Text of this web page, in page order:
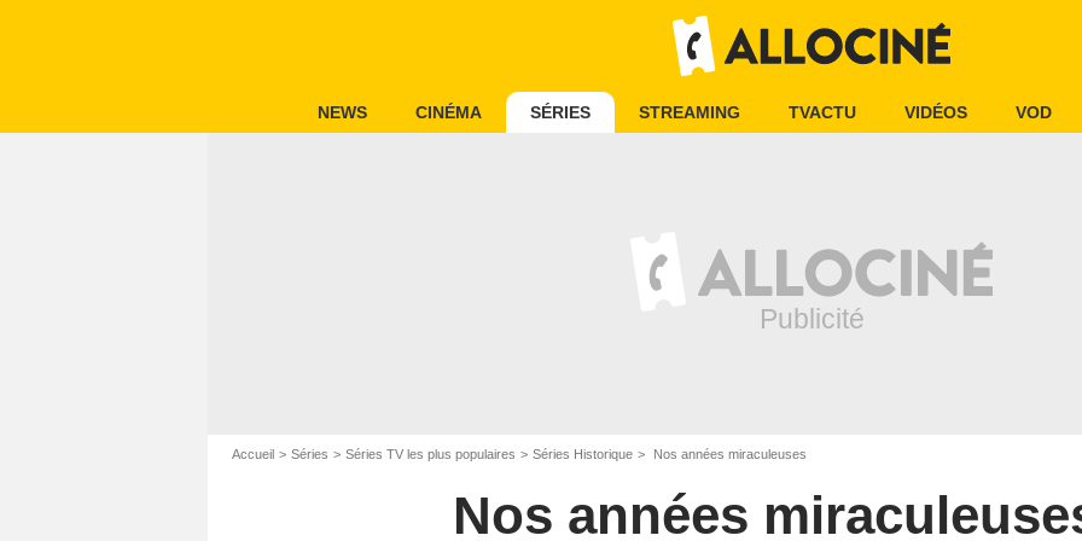
NEWS CINÉMA SÉRIES STREAMING TVACTU VIDÉOS VOD
Accueil Séries Séries TV les plus populaires Séries Historique Nos années miraculeuses
Nos années